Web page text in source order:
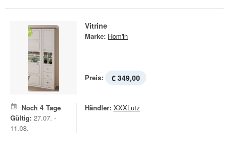
Vitrine
Marke: Hom'in
Preis: € 349,00
Noch 4 Tage
Gültig: 27.07. -
11.08.
Händler: XXXLutz